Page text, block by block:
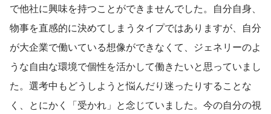
で他社に興味を持つことができませんでした。自分自身、
物事を直感的に決めてしまうタイプではありますが、自分
が大企業で働いている想像ができなくて、ジェネリーのよ
うな自由な環境で個性を活かして働きたいと思っていまし
た。選考中もどうしようと悩んだり迷ったりすることな
く、とにかく「受かれ」と念じていました。今の自分の視